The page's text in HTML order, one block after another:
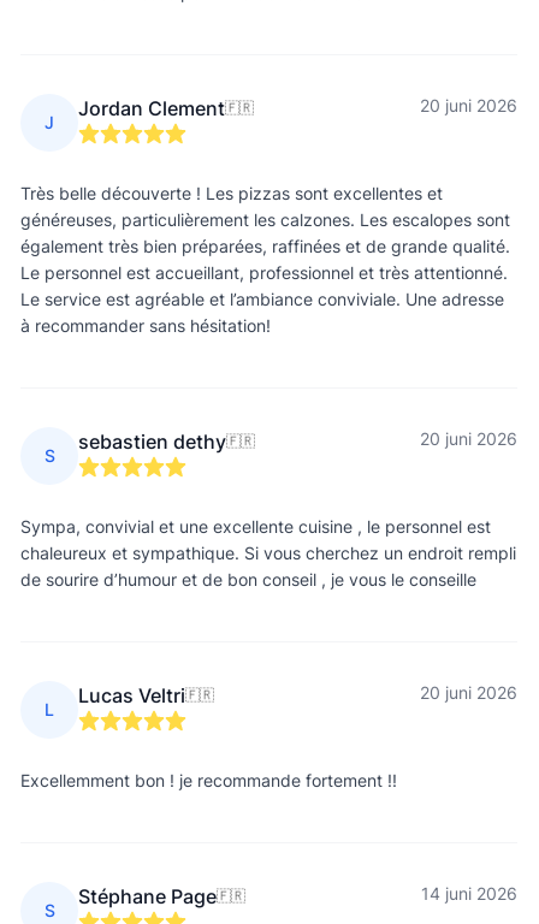
J
Jordan Clement🇫🇷 20 juni 2026
Très belle découverte ! Les pizzas sont excellentes et
généreuses, particulièrement les calzones. Les escalopes sont
également très bien préparées, raffinées et de grande qualité.
Le personnel est accueillant, professionnel et très attentionné.
Le service est agréable et l’ambiance conviviale. Une adresse
à recommander sans hésitation!
S
sebastien dethy🇫🇷 20 juni 2026
Sympa, convivial et une excellente cuisine , le personnel est
chaleureux et sympathique. Si vous cherchez un endroit rempli
de sourire d’humour et de bon conseil , je vous le conseille
L
Lucas Veltri🇫🇷 20 juni 2026
Excellemment bon ! je recommande fortement !!
S
Stéphane Page🇫🇷 14 juni 2026